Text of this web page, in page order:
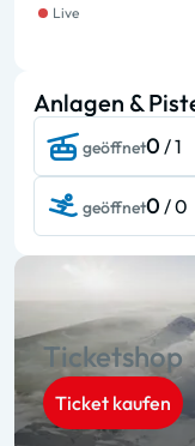
Live
Anlagen &
geöffnet0 / 1
geöffnet0 / 0
Ticketshop
Ticket kaufen